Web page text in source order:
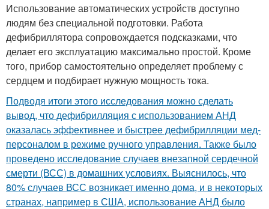
Использование автоматических устройств доступно
людям без специальной подготовки. Работа
дефибриллятора сопровождается подсказками, что
делает его эксплуатацию максимально простой. Кроме
того, прибор самостоятельно определяет проблему с
сердцем и подбирает нужную мощность тока.
Подводя итоги этого исследования можно сделать
вывод, что дефибрилляция с использованием АНД
оказалась эффективнее и быстрее дефибрилляции мед-
персоналом в режиме ручного управления. Также было
проведено исследование случаев внезапной сердечной
смерти (ВСС) в домашних условиях. Выяснилось, что
80% случаев ВСС возникает именно дома, и в некоторых
странах, например в США, использование АНД было